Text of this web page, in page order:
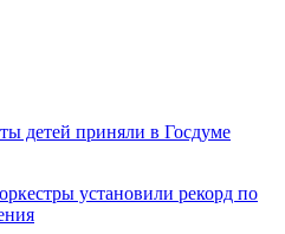
детей приняли в Госдуме
установили рекорд по